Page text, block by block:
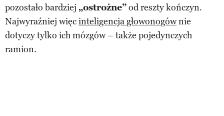
pozostało bardziej „ostrożne”od reszty kończyn.
Najwyraźniej więcinteligencja głowonogównie
dotyczy tylko ich mózgów – także pojedynczych
ramion.